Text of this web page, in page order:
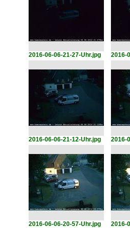
2016-06-06-21-27-Uhr.jpg 2016-
2016-06-06-21-12-Uhr.jpg 2016-
2016-06-06-20-57-Uhr.jpg 2016-